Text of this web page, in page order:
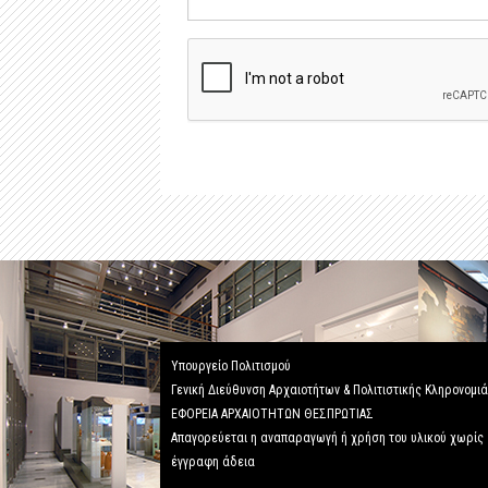
Υπουργείο Πολιτισμού
Γενική Διεύθυνση Αρχαιοτήτων & Πολιτιστικής
ΕΦΟΡΕΙΑ ΑΡΧΑΙΟΤΗΤΩΝ ΘΕΣΠΡΩΤΙΑΣ
Απαγορεύεται η αναπαραγωγή ή χρήση του υλικού χωρίς
έγγραφη άδεια